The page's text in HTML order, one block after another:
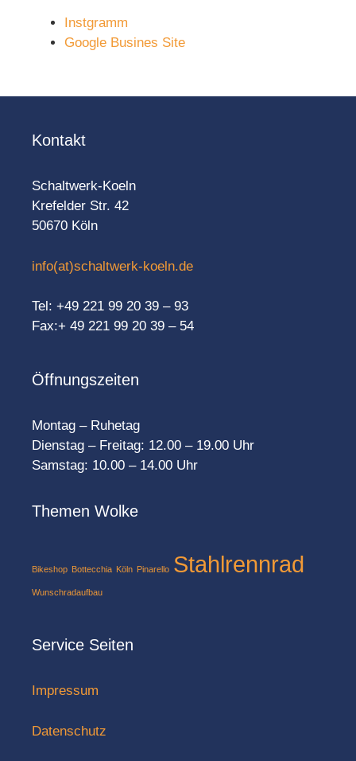
Instgramm
Google Busines Site
Kontakt
Schaltwerk-Koeln
Krefelder Str. 42
50670 Köln
info(at)schaltwerk-koeln.de
Tel: +49 221 99 20 39 – 93
Fax:+ 49 221 99 20 39 – 54
Öffnungszeiten
Montag – Ruhetag
Dienstag – Freitag: 12.00 – 19.00 Uhr
Samstag: 10.00 – 14.00 Uhr
Themen Wolke
Bikeshop Bottecchia Köln Pinarello Stahlrennrad
Wunschradaufbau
Service Seiten
Impressum
Datenschutz